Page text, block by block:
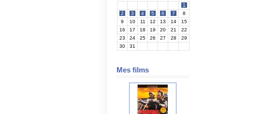
1
2
3 4 5 6 7
8
9
10 11 12 13 14
15
16
17 18 19 20 21
22
23
24 25 26 27 28
29
30
31
Mes films